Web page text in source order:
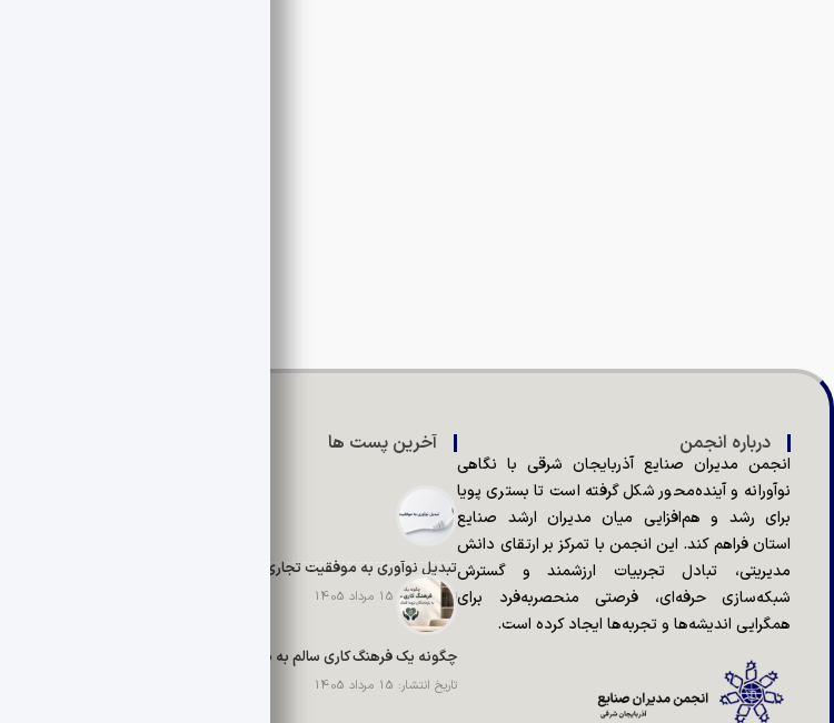
درباره انجمن
انجمن مدیران صنایع آذربایجان شرقی با نگاهی
نوآورانه و آینده‌محور شکل گرفته است تا بستری پویا
برای رشد و هم‌افزایی میان مدیران ارشد صنایع
استان فراهم کند. این انجمن با تمرکز بر ارتقای دانش
مدیریتی، تبادل تجربیات ارزشمند و گسترش
شبکه‌سازی حرفه‌ای، فرصتی منحصر‌به‌فرد برای
همگرایی اندیشه‌ها و تجربه‌ها ایجاد کرده است.
آخرین پست ها
تبدیل نوآوری به موفقیت تجاری
تاریخ انتشار: 15 مرداد 1405
تاریخ انتشار: 15 مرداد 1405